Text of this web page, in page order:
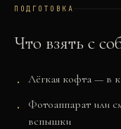
ПОДГОТОВКА
Что взять с
Лёгкая кофта — в
Фотоаппарат или
вспышки